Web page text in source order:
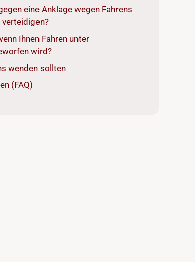
eine Anklage wegen Fahrens
Ihnen Fahren unter
wird?
wenden sollten
(FAQ)